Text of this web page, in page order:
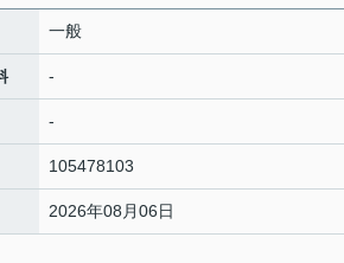
一般
-
-
105478103
2026年08月06日